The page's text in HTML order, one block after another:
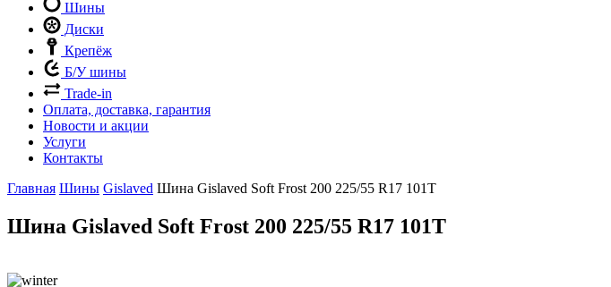
Шины
Диски
Крепёж
Б/У шины
Trade-in
Оплата, доставка, гарантия
Новости и акции
Услуги
Контакты
Главная Шины Gislaved Шина Gislaved Soft Frost 200 225/55 R17 101T
Шина Gislaved Soft Frost 200 225/55 R17 101T